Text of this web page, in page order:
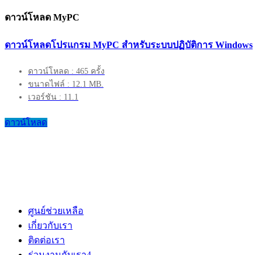
ดาวน์โหลด MyPC
ดาวน์โหลดโปรแกรม MyPC สำหรับระบบปฏิบัติการ Windows
ดาวน์โหลด : 465 ครั้ง
ขนาดไฟล์ : 12.1 MB.
เวอร์ชัน : 11.1
ดาวน์โหลด
ศูนย์ช่วยเหลือ
เกี่ยวกับเรา
ติดต่อเรา